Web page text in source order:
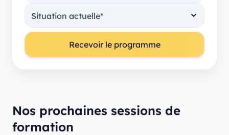
Nos prochaines sessions de
formation